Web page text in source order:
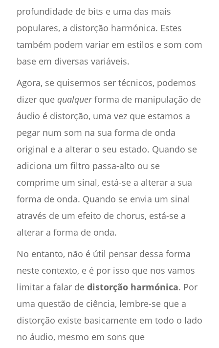
profundidade de bits e uma das mais
populares, a distorção harmónica. Estes
também podem variar em estilos e som com
base em diversas variáveis.
Agora, se quisermos ser técnicos, podemos
dizer que qualquerforma de manipulação de
áudio é distorção, uma vez que estamos a
pegar num som na sua forma de onda
original e a alterar o seu estado. Quando se
adiciona um filtro passa-alto ou se
comprime um sinal, está-se a alterar a sua
forma de onda. Quando se envia um sinal
através de um efeito de chorus, está-se a
alterar a forma de onda.
No entanto, não é útil pensar dessa forma
neste contexto, e é por isso que nos vamos
limitar a falar de distorção harmónica. Por
uma questão de ciência, lembre-se que a
distorção existe basicamente em todo o lado
no áudio, mesmo em sons que